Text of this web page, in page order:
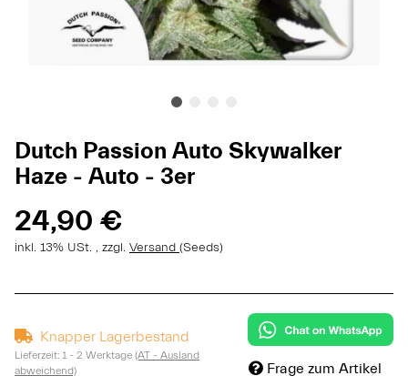
Dutch Passion Auto Skywalker
Haze - Auto - 3er
24,90 €
inkl. 13% USt. , zzgl. Versand (Seeds)
Knapper Lagerbestand
Lieferzeit: 1 - 2 Werktage (AT - Ausland
abweichend)
Frage zum Artikel